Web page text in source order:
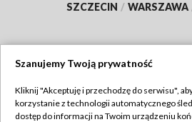
SZCZECIN / WARSZAWA
TVP
Szanujemy Twoją prywatność
Kliknij "Akceptuję i przechodzę do serwisu",
korzystanie z technologii automatycznego
dostęp do informacji na Twoim urządzeniu